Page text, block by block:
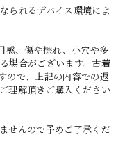
られるデバイス環境によ
感、傷や擦れ、小穴や多
場合がございます。古着
ので、上記の内容での返
理解頂きご購入ください
せんので予めご了承くだ